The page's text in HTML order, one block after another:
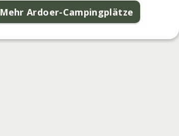
Mehr Ardoer-Campingplätze